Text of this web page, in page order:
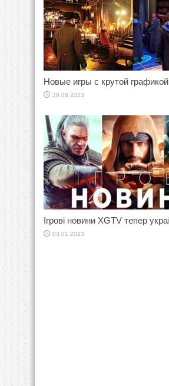
Новые игры с крутой графикой
28.08.2023
Ігрові новини XGTV тепер
03.01.2023